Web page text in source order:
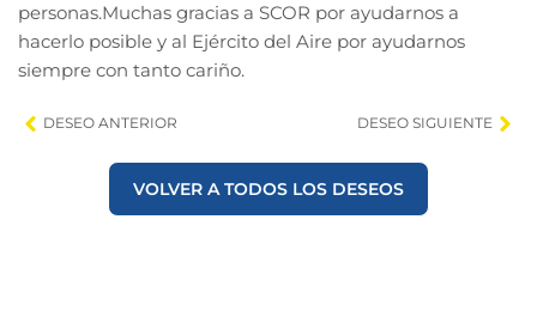
personas.Muchas gracias a SCOR por ayudarnos a
hacerlo posible y al Ejército del Aire por ayudarnos
siempre con tanto cariño.
DESEO ANTERIOR DESEO SIGUIENTE
VOLVER A TODOS LOS DESEOS